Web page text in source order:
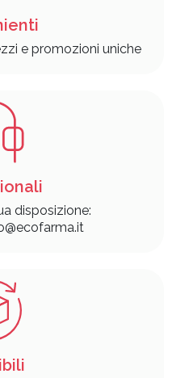
e promozioni uniche
disposizione: